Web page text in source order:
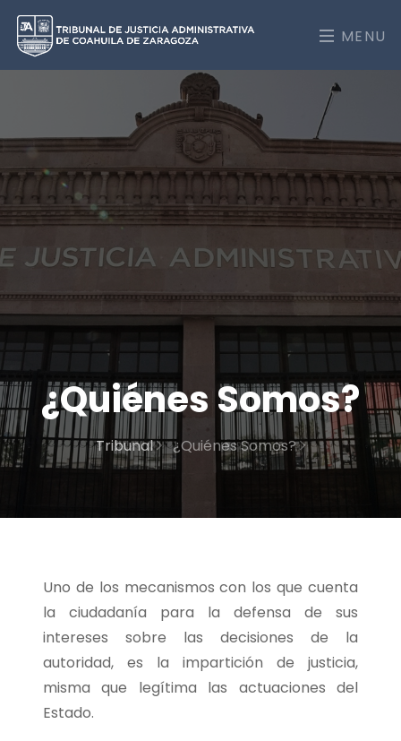
MENU
¿Quiénes Somos?
Tribunal ¿Quiénes Somos?
Uno de los mecanismos con los que cuenta
la ciudadanía para la defensa de sus
intereses sobre las decisiones de la
autoridad, es la impartición de justicia,
misma que legítima las actuaciones del
Estado.